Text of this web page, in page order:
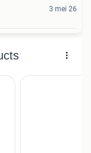
3 mei 26